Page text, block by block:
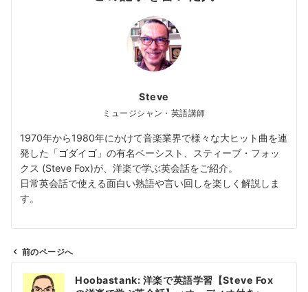
Steve
ミュージシャン・英語講師
1970年から1980年にかけて音楽業界で様々な大ヒット曲を連
発した「ゴダイゴ」の有名ベーシスト、スティーブ・フォッ
クス (Steve Fox)が、洋楽で学ぶ英会話をご紹介。
日常英会話で使える面白い熟語や言い回しを楽しく解説しま
す。
前のページへ
Hoobastank: 洋楽で英語学習【Steve Fox